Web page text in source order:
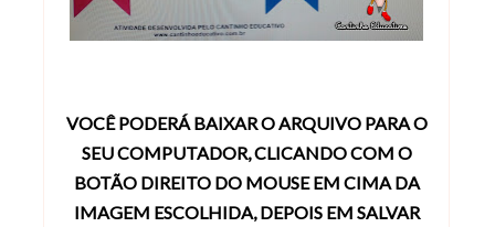
VOCÊ PODERÁ BAIXAR O ARQUIVO PARA O
SEU COMPUTADOR, CLICANDO COM O
BOTÃO DIREITO DO MOUSE EM CIMA DA
IMAGEM ESCOLHIDA, DEPOIS EM SALVAR